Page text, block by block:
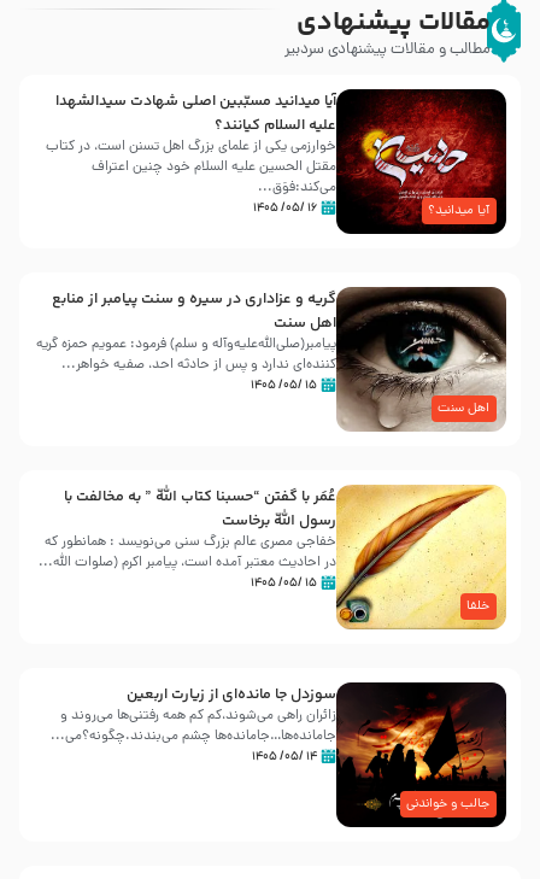
مقالات پیشنهادی
مطالب و مقالات پیشنهادی سردبیر
آیا میدانید؟
آیا میدانید مسبّبین اصلی شهادت سیدالشهدا
علیه ‌السلام کیانند؟
خوارزمی یکی از علمای بزرگ اهل تسنن است، در کتاب
مقتل الحسین علیه ‌السلام خود چنین اعتراف
می‌کند:فوَق...
۱۶ /۰۵/ ۱۴۰۵
اهل سنت
گریه و عزاداری در سیره و سنت پیامبر از منابع
اهل سنت
پیامبر(صلی‌الله‌علیه‌وآله و سلم) فرمود: عمویم حمزه گریه
کننده‌ای ندارد و پس از حادثه احد، صفیه خواهر...
۱۵ /۰۵/ ۱۴۰۵
خلفا
عُمَر با گفتن “حسبنا كتاب اللّه ” به مخالفت با
رسول اللّه برخاست
خفاجی مصری عالم بزرگ سنی می‌نویسد : همانطور که
در احادیث معتبر آمده است، پیامبر اکرم (صلوات اللّه...
۱۵ /۰۵/ ۱۴۰۵
جالب و خواندنی
سوزدل جا مانده‌ای از زیارت اربعین
زائران راهی می‌شوند،کم‌ کم همه رفتنی‌ها می‌روند و
جامانده‌ها…جامانده‌ها چشم می‌بندند.چگونه؟می‌...
۱۴ /۰۵/ ۱۴۰۵